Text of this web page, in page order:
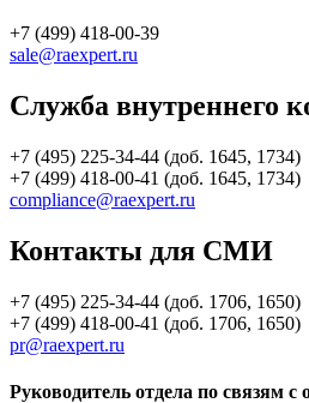
+7 (499) 418-00-39
sale@raexpert.ru
Служба внутреннего
+7 (495) 225-34-44 (доб. 1645, 1734)
+7 (499) 418-00-41 (доб. 1645, 1734)
compliance@raexpert.ru
Контакты для СМИ
+7 (495) 225-34-44 (доб. 1706, 1650)
+7 (499) 418-00-41 (доб. 1706, 1650)
pr@raexpert.ru
Руководитель отдела по связям с